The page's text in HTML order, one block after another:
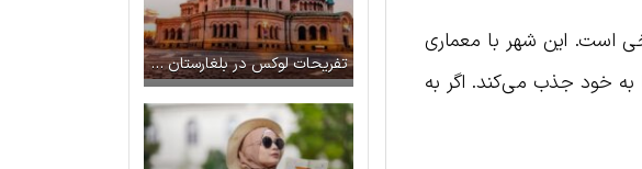
است. این شهر با معماری
به خود جذب می‌کند. اگر به
تفریحات لوکس در بلغارستان که نباید از دست داد